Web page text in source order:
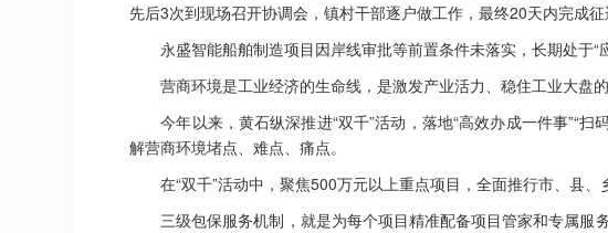
先后3次到现场召开协调会，镇村干部逐户做工作，最终20天内完成征
永盛智能船舶制造项目因岸线审批等前置条件未落实，长期处于“
营商环境是工业经济的生命线，是激发产业活力、稳住工业大盘
今年以来，黄石纵深推进“双千”活动，落地“高效办成一件事”“扫
解营商环境堵点、难点、痛点。
在“双千”活动中，聚焦500万元以上重点项目，全面推行市、县、
三级包保服务机制，就是为每个项目精准配备项目管家和专属服